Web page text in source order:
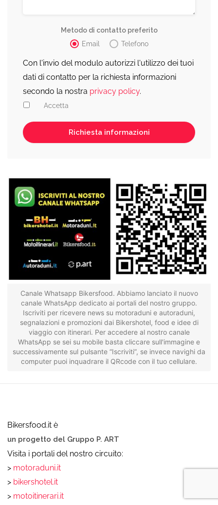
Metodo di contatto preferito
Email
Telefono
Con l'invio del modulo autorizzi l'utilizzo dei tuoi
dati di contatto per la richiesta informazioni
secondo la nostra privacy policy.
Accetta
Canale Whatsapp Bikersfood. Abbiamo lanciato il nuovo
canale WhatsApp dedicato ai portali del nostro gruppo.
Iscriviti per ricevere news su motoraduni e autoraduni,
segnalazioni e promozioni dai Bikershotel, food e idee di
viaggio con itinerari. Per accedere al nostro canale
WhatsApp se sei su mobile basta cliccare sull'immagine e
successivamente sul pulsante “Iscriviti”, se invece navighi da
computer puoi inquadrare il QRcode con il tuo cellulare.
Bikersfood.it è
un progetto del Gruppo P. ART
Visita i portali del nostro circuito:
> motoraduni.it
> bikershotel.it
> motoitinerari.it